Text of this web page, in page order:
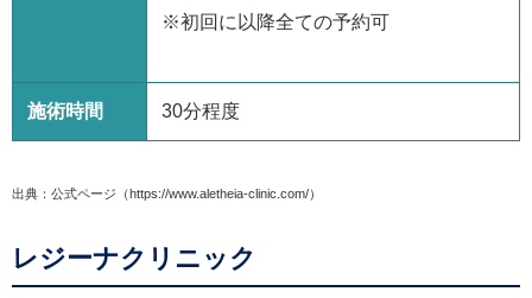
※初回に以降全ての予約可
施術時間 30分程度
出典：公式ページ（https://www.aletheia-clinic.com/）
レジーナクリニック